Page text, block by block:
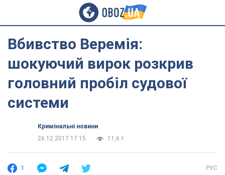
Вбивство Веремія:
шокуючий вирок розкрив
головний пробіл судової
системи
Кримінальні новини
26.12.2017 17:15
11,6 т.
1 РУС